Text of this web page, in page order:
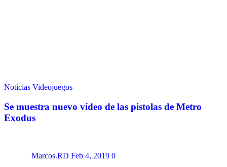
Noticias Videojuegos
Se muestra nuevo vídeo de las pistolas de Metro
Exodus
Marcos.RD Feb 4, 2019 0